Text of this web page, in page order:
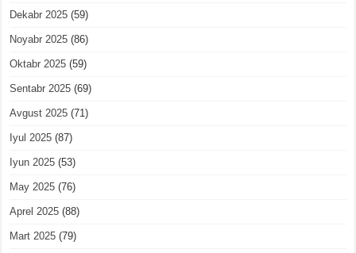
Dekabr 2025 (59)
Noyabr 2025 (86)
Oktabr 2025 (59)
Sentabr 2025 (69)
Avgust 2025 (71)
Iyul 2025 (87)
Iyun 2025 (53)
May 2025 (76)
Aprel 2025 (88)
Mart 2025 (79)